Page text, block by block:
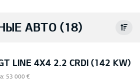
АВТО (18)
LINE 4X4 2.2 CRDI (142 KW)
53 000 €